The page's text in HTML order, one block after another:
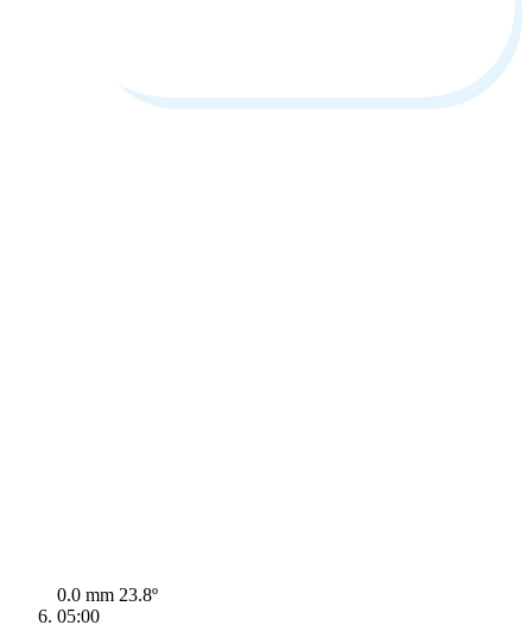
0.0 mm 23.8º
05:00